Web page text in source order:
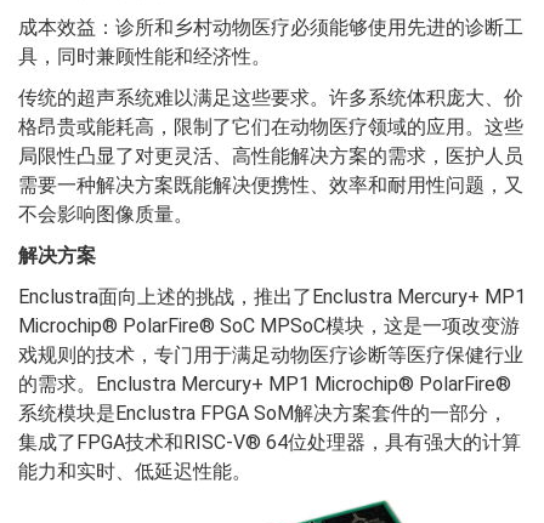
成本效益：诊所和乡村动物医疗必须能够使用先进的诊断工
具，同时兼顾性能和经济性。
传统的超声系统难以满足这些要求。许多系统体积庞大、价
格昂贵或能耗高，限制了它们在动物医疗领域的应用。这些
局限性凸显了对更灵活、高性能解决方案的需求，医护人员
需要一种解决方案既能解决便携性、效率和耐用性问题，又
不会影响图像质量。
解决方案
Enclustra面向上述的挑战，推出了Enclustra Mercury+ MP1
Microchip® PolarFire® SoC MPSoC模块，这是一项改变游
戏规则的技术，专门用于满足动物医疗诊断等医疗保健行业
的需求。Enclustra Mercury+ MP1 Microchip® PolarFire®
系统模块是Enclustra FPGA SoM解决方案套件的一部分，
集成了FPGA技术和RISC-V® 64位处理器，具有强大的计算
能力和实时、低延迟性能。